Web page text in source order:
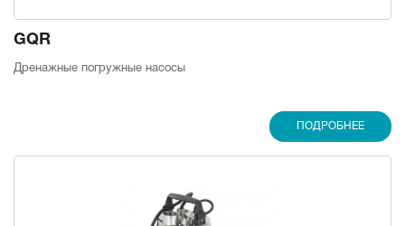
GQR
Дренажные погружные насосы
ПОДРОБНЕЕ